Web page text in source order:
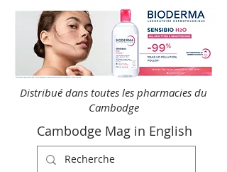
Distribué dans toutes les pharmacies du
Cambodge
Cambodge Mag in English